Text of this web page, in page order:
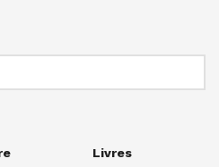
Livres